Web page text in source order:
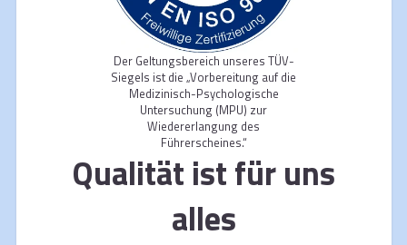
Der Geltungsbereich unseres TÜV-
Siegels ist die „Vorbereitung auf die
Medizinisch-Psychologische
Untersuchung (MPU) zur
Wiedererlangung des
Führerscheines.“
Qualität ist für uns
alles